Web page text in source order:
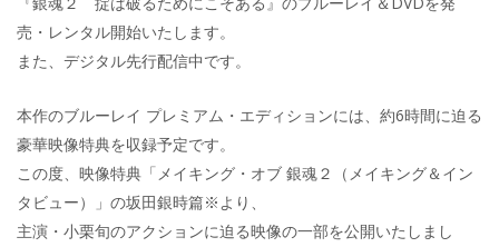
売・レンタル開始いたします。
また、デジタル先行配信中です。
本作のブルーレイ プレミアム・エディションには、約6時間に迫る
豪華映像特典を収録予定です。
この度、映像特典「メイキング・オブ 銀魂２（メイキング＆イン
タビュー）」の坂田銀時篇※より、
主演・小栗旬のアクションに迫る映像の一部を公開いたしまし